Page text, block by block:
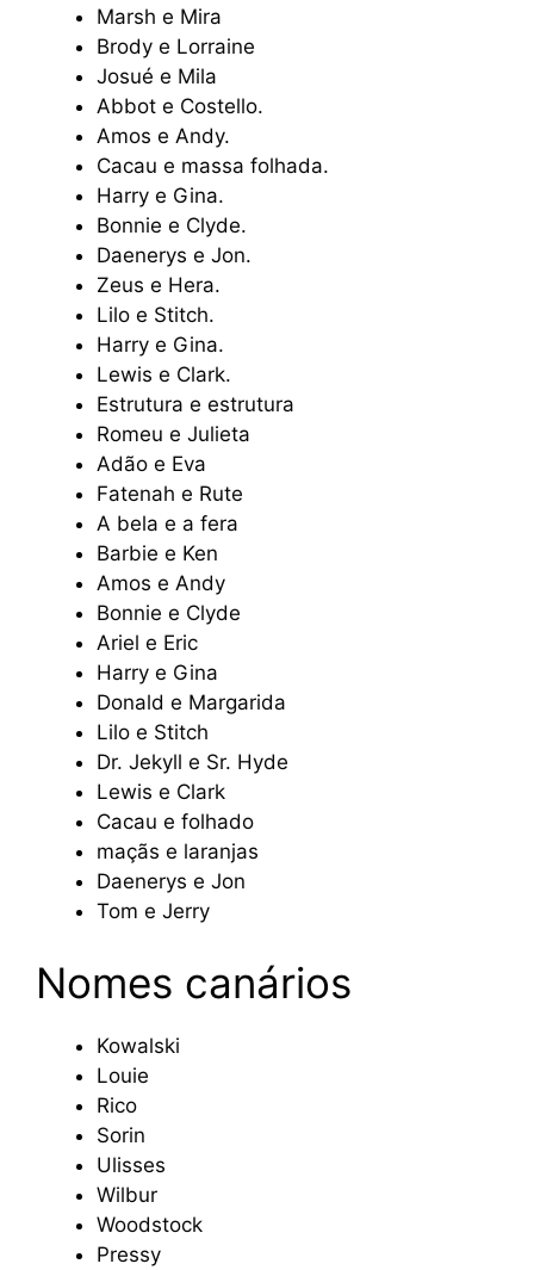
Marsh e Mira
Brody e Lorraine
Josué e Mila
Abbot e Costello.
Amos e Andy.
Cacau e massa folhada.
Harry e Gina.
Bonnie e Clyde.
Daenerys e Jon.
Zeus e Hera.
Lilo e Stitch.
Harry e Gina.
Lewis e Clark.
Estrutura e estrutura
Romeu e Julieta
Adão e Eva
Fatenah e Rute
A bela e a fera
Barbie e Ken
Amos e Andy
Bonnie e Clyde
Ariel e Eric
Harry e Gina
Donald e Margarida
Lilo e Stitch
Dr. Jekyll e Sr. Hyde
Lewis e Clark
Cacau e folhado
maçãs e laranjas
Daenerys e Jon
Tom e Jerry
Nomes canários
Kowalski
Louie
Rico
Sorin
Ulisses
Wilbur
Woodstock
Pressy